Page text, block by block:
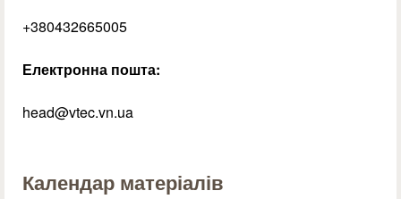
+380432665005
Електронна пошта:
head@vtec.vn.ua
Календар матеріалів